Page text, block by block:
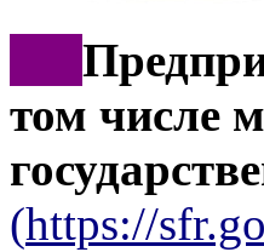
том числе
(https://